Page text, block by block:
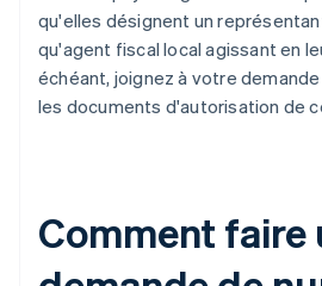
qu'elles désignent un
qu'agent fiscal local agissant en
échéant, joignez à votre
les documents d'autorisation de
Comment faire